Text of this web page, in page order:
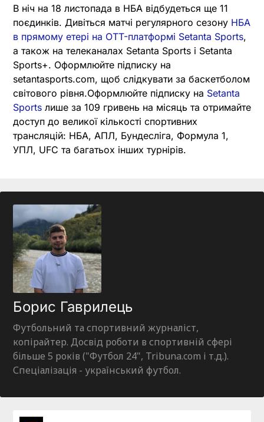
В ніч на 18 листопада в НБА відбудеться ще 11
поєдинків. Дивіться матчі регулярного сезону НБА
в прямому етері на OTT-платформі Setanta Sports,
а також на телеканалах Setanta Sports і Setanta
Sports+. Оформлюйте підписку на
setantasports.com, щоб слідкувати за баскетболом
світового рівня.Оформлюйте підписку на Setanta
Sports лише за 109 гривень на місяць та отримайте
доступ до великої кількості спортивних
трансляцій: НБА, АПЛ, Бундесліга, Формула 1,
УПЛ, UFC та багатьох інших турнірів.
Борис Гаврилець
Футбольний та спортивний журналіст,
копірайтер. Досвід роботи в спортивній сфері
більше 5 років ("Футбол 24", Tribuna.com і т.д.).
Спеціалізація - український футбол.